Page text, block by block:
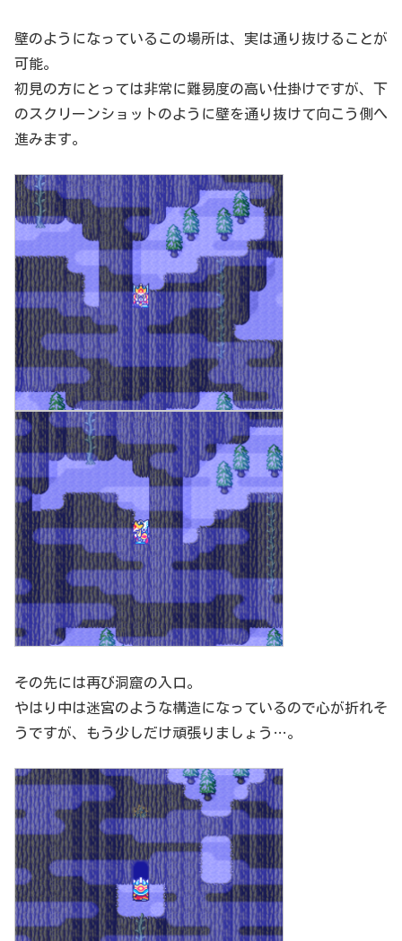
壁のようになっているこの場所は、実は通り抜けることが
可能。
初見の方にとっては非常に難易度の高い仕掛けですが、下
のスクリーンショットのように壁を通り抜けて向こう側へ
進みます。
その先には再び洞窟の入口。
やはり中は迷宮のような構造になっているので心が折れそ
うですが、もう少しだけ頑張りましょう…。